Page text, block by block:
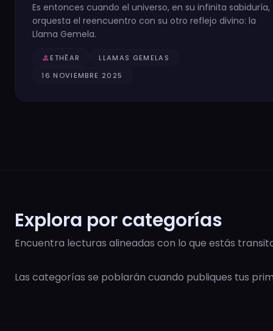
Es entonces cuando el universo, en su infinita sabiduría,
orquesta el reencuentro con su otro reflejo divino: la
Llama Gemela.
personETHĒAR
LLAMAS GEMELAS
16 NOVIEMBRE 2025
Explora por categorías
Encuentra lecturas alineadas con lo que estás
Las categorías se poblarán cuando publiques tus